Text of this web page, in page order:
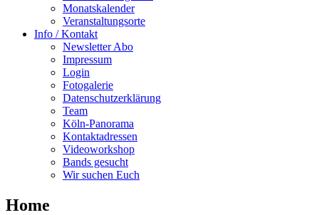
Monatskalender
Veranstaltungsorte
Info / Kontakt
Newsletter Abo
Impressum
Login
Fotogalerie
Datenschutzerklärung
Team
Köln-Panorama
Kontaktadressen
Videoworkshop
Bands gesucht
Wir suchen Euch
Home